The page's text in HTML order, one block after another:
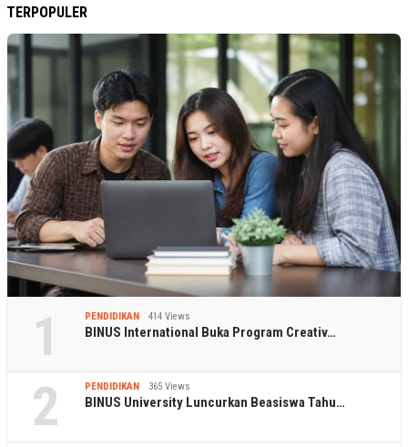
TERPOPULER
1 PENDIDIKAN 414 Views
BINUS International Buka Program Creativ…
2 PENDIDIKAN 365 Views
BINUS University Luncurkan Beasiswa Tahu…